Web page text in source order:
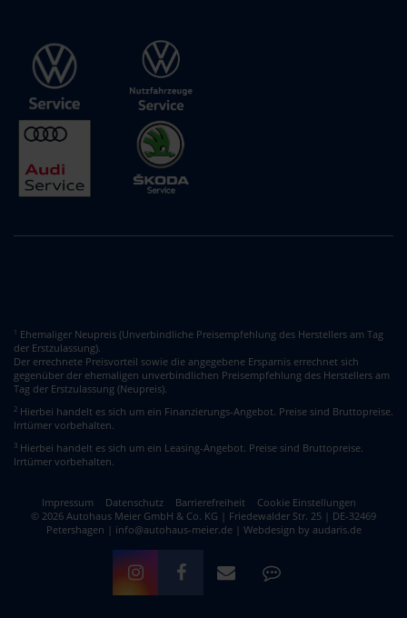
1 Ehemaliger Neupreis (Unverbindliche Preisempfehlung des Herstellers am Tag
der Erstzulassung).
Der errechnete Preisvorteil sowie die angegebene Ersparnis errechnet sich
gegenüber der ehemaligen unverbindlichen Preisempfehlung des Herstellers am
Tag der Erstzulassung (Neupreis).
2 Hierbei handelt es sich um ein Finanzierungs-Angebot. Preise sind Bruttopreise.
Irrtümer vorbehalten.
3 Hierbei handelt es sich um ein Leasing-Angebot. Preise sind Bruttopreise.
Irrtümer vorbehalten.
Impressum Datenschutz Barrierefreiheit
Cookie Einstellungen
© 2026 Autohaus Meier GmbH & Co. KG | Friedewalder Str. 25 | DE-32469
Petershagen | info@autohaus-meier.de | Webdesign by audaris.de